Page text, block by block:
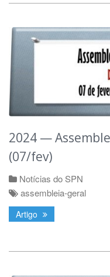
2024 —
(07/fev)
Notícias do SPN
assembleia-geral
Artigo